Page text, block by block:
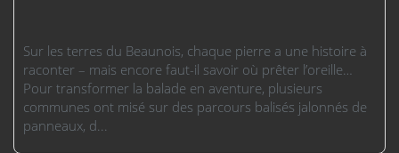
Sur les terres du Beaunois, chaque pierre a une histoire à
raconter – mais encore faut-il savoir où prêter l’oreille…
Pour transformer la balade en aventure, plusieurs
communes ont misé sur des parcours balisés jalonnés de
panneaux, d...